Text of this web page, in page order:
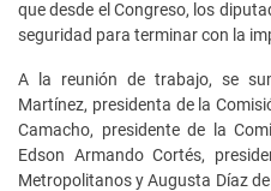
que desde el Congreso, los
seguridad para terminar con la
A la reunión de trabajo, se
Martínez, presidenta de la
Camacho, presidente de la
Edson Armando Cortés,
Metropolitanos y Augusta Díaz